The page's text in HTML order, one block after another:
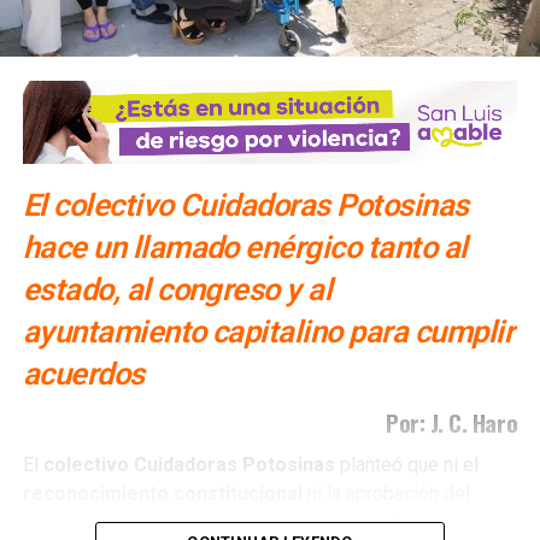
El colectivo Cuidadoras Potosinas
hace un llamado enérgico tanto al
estado, al congreso y al
ayuntamiento capitalino para cumplir
acuerdos
Por: J. C. Haro
El colectivo Cuidadoras Potosinas
planteó que ni el
de la capital potosinahan sido suficientes para